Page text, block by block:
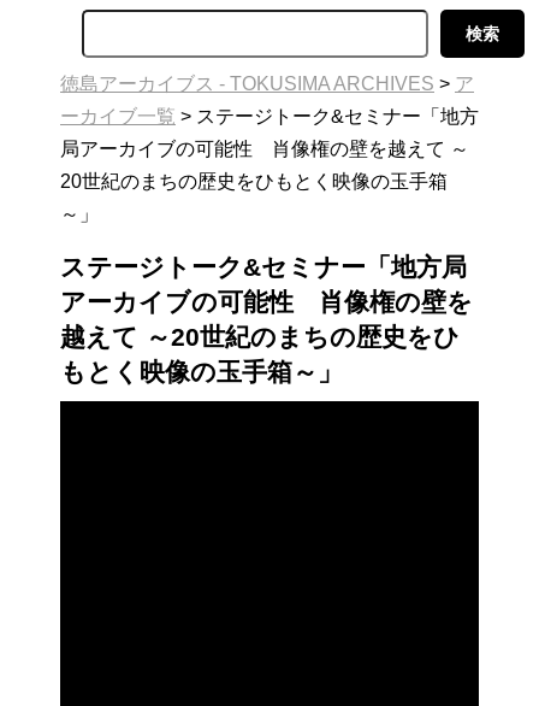
徳島アーカイブス - TOKUSIMA ARCHIVES > ア
ーカイブ一覧 > ステージトーク&セミナー「地方
局アーカイブの可能性 肖像権の壁を越えて ～
20世紀のまちの歴史をひもとく映像の玉手箱
～」
ステージトーク&セミナー「地方局
アーカイブの可能性 肖像権の壁を
越えて ～20世紀のまちの歴史をひ
もとく映像の玉手箱～」